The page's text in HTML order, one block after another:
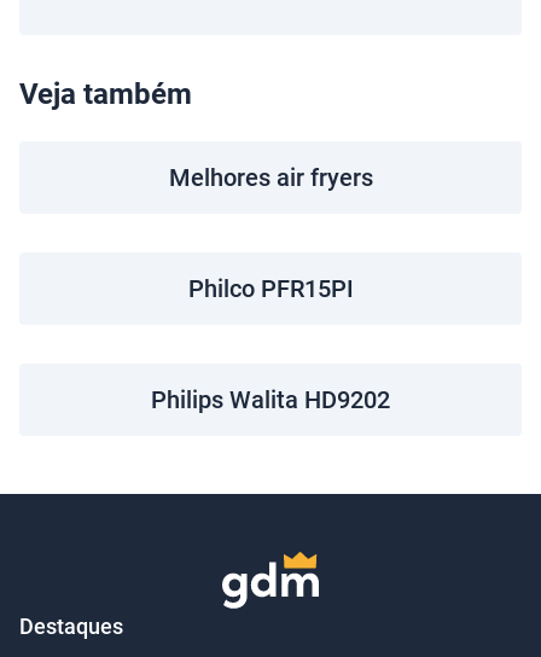
Veja também
Melhores air fryers
Philco PFR15PI
Philips Walita HD9202
Destaques